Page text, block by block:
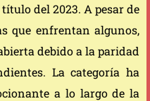
del 2023. A pesar de
que enfrentan algunos,
debido a la paridad
La categoría ha
a lo largo de la